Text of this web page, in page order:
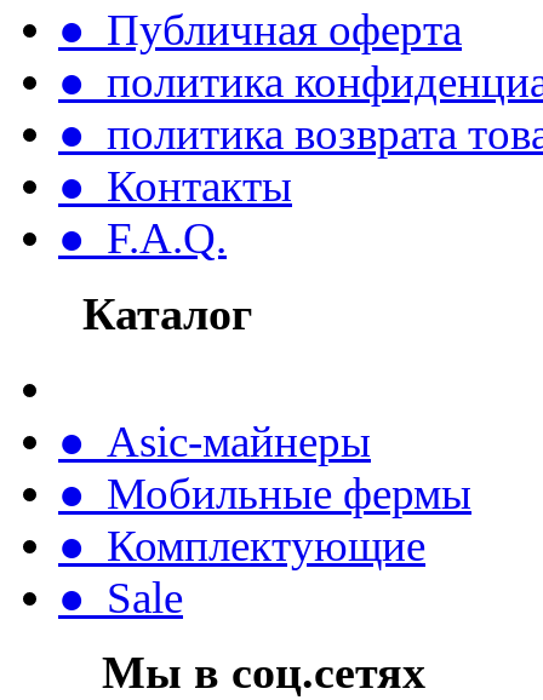
● Публичная оферта
● политика
● политика возврата
● Контакты
● F.A.Q.
Каталог
● Asic-майнеры
● Мобильные фермы
● Комплектующие
● Sale
Мы в соц.сетях